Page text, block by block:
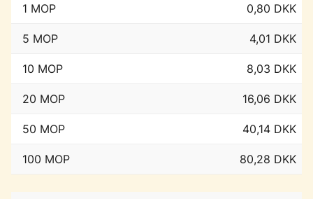
1 MOP 0,80 DKK
5 MOP 4,01 DKK
10 MOP 8,03 DKK
20 MOP 16,06 DKK
50 MOP 40,14 DKK
100 MOP 80,28 DKK